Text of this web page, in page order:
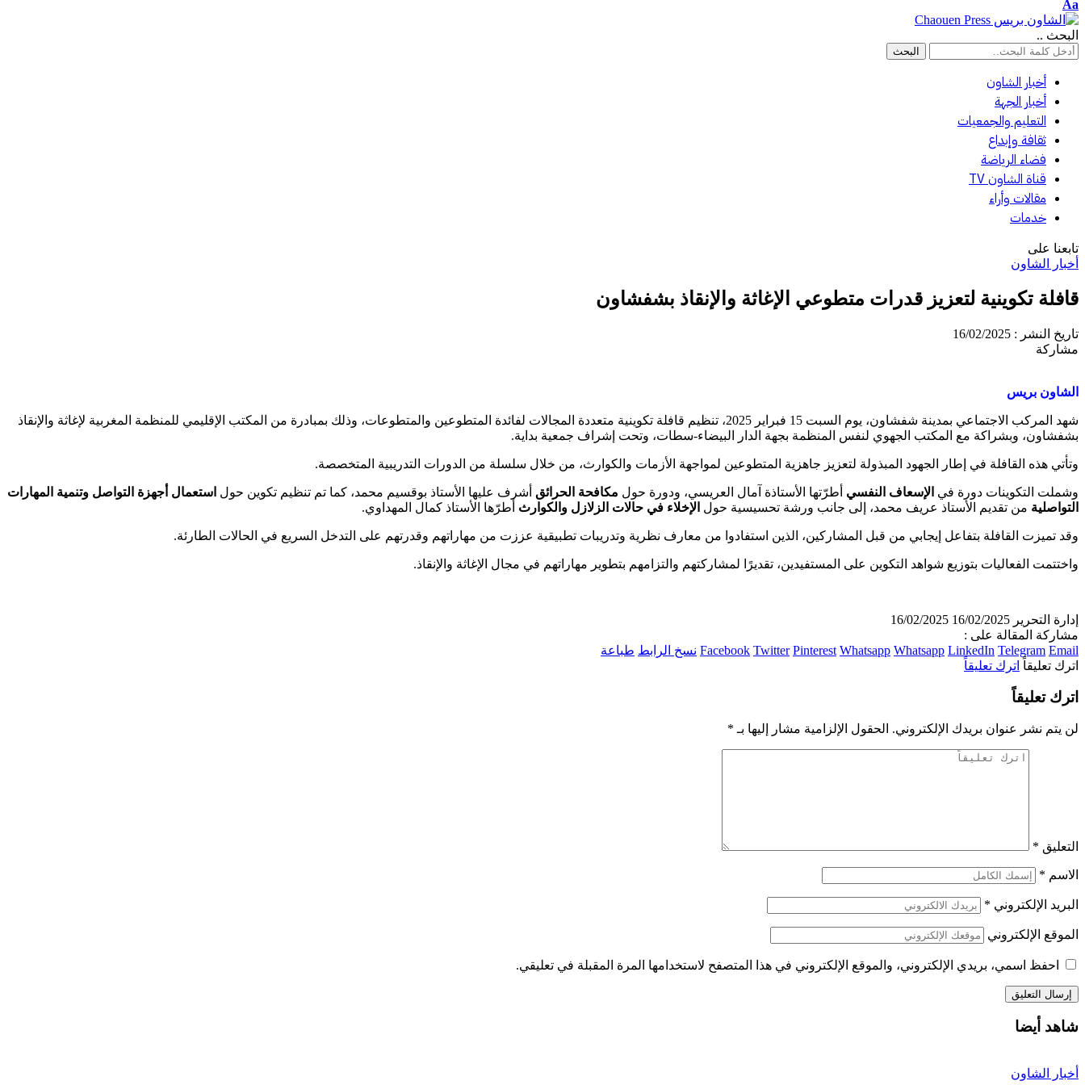
Aa
البحث ..
أخبار الشاون
أخبار الجهة
التعليم والجمعيات
ثقافة وإبداع
فضاء الرياضة
قناة الشاون TV
مقالات وأراء
خدمات
تابعنا على
أخبار الشاون
قافلة تكوينية لتعزيز قدرات متطوعي الإغاثة والإنقاذ بشفشاون
تاريخ النشر : 16/02/2025
مشاركة
الشاون بريس
شهد المركب الاجتماعي بمدينة شفشاون، يوم السبت 15 فبراير 2025، تنظيم قافلة تكوينية متعددة المجالات لفائدة المتطوعين والمتطوعات، وذلك بمبادرة من المكتب الإقليمي للمنظمة المغربية لإغاثة والإنقاذ
بشفشاون، وبشراكة مع المكتب الجهوي لنفس المنظمة بجهة الدار البيضاء-سطات، وتحت إشراف جمعية بداية.
وتأتي هذه القافلة في إطار الجهود المبذولة لتعزيز جاهزية المتطوعين لمواجهة الأزمات والكوارث، من خلال سلسلة من الدورات التدريبية المتخصصة.
وشملت التكوينات دورة في الإسعاف النفسي أطرّتها الأستاذة آمال العريسي، ودورة حول مكافحة الحرائق أشرف عليها الأستاذ بوقسيم محمد، كما تم تنظيم تكوين حول استعمال أجهزة التواصل وتنمية المهارات
التواصلية من تقديم الأستاذ عريف محمد، إلى جانب ورشة تحسيسية حول الإخلاء في حالات الزلازل والكوارث أطرّها الأستاذ كمال المهداوي.
وقد تميزت القافلة بتفاعل إيجابي من قبل المشاركين، الذين استفادوا من معارف نظرية وتدريبات تطبيقية عززت من مهاراتهم وقدرتهم على التدخل السريع في الحالات الطارئة.
واختتمت الفعاليات بتوزيع شواهد التكوين على المستفيدين، تقديرًا لمشاركتهم والتزامهم بتطوير مهاراتهم في مجال الإغاثة والإنقاذ.
إدارة التحرير 16/02/2025
16/02/2025
مشاركة المقالة على :
Facebook Twitter Pinterest Whatsapp Whatsapp LinkedIn Telegram Email نسخ الرابط طباعة
اترك تعليقاً اترك تعليقاً
اترك تعليقاً
لن يتم نشر عنوان بريدك الإلكتروني. الحقول الإلزامية مشار إليها بـ *
التعليق *
الاسم *
البريد الإلكتروني *
الموقع الإلكتروني
احفظ اسمي، بريدي الإلكتروني، والموقع الإلكتروني في هذا المتصفح لاستخدامها المرة المقبلة في تعليقي.
شاهد أيضا
أخبار الشاون